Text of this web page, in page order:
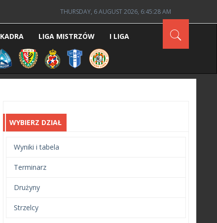
THURSDAY, 6 AUGUST 2026, 6:45:29 AM
KADRA LIGA MISTRZÓW I LIGA
WYBIERZ DZIAŁ
Wyniki i tabela
Terminarz
Drużyny
Strzelcy